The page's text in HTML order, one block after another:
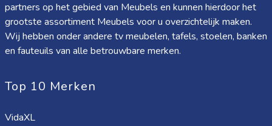
partners op het gebied van Meubels en kunnen hierdoor het
grootste assortiment Meubels voor u overzichtelijk maken.
Wij hebben onder andere tv meubelen, tafels, stoelen, banken
en fauteuils van alle betrouwbare merken.
Top 10 Merken
VidaXL